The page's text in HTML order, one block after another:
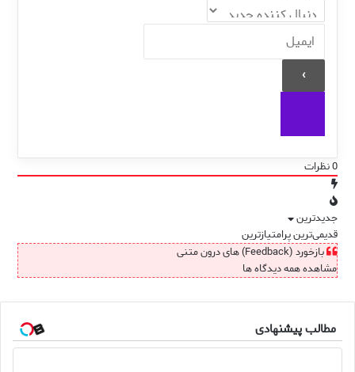
0نظرات
جدیدترین
قدیمی‌ترینپرامتیازترین
بازخورد (Feedback) های درون متنی
مشاهده همه دیدگاه ها
مطالب پیشنهادی